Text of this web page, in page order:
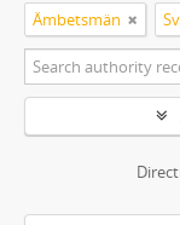
Ämbetsmän